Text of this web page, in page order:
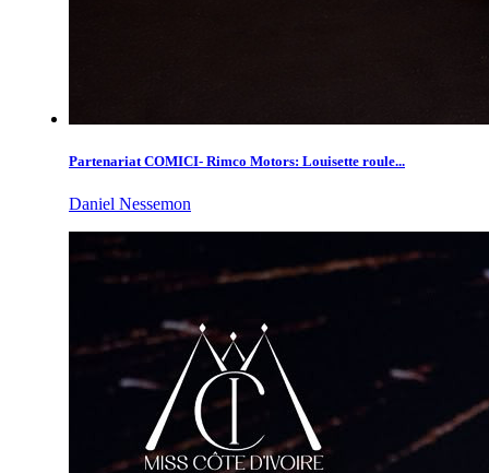
Partenariat COMICI- Rimco Motors: Louisette roule...
Daniel Nessemon